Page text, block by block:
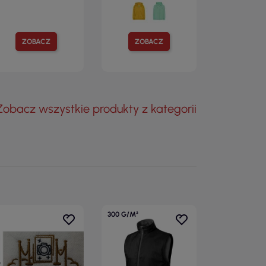
ZOBACZ ZOBACZ
wszystkie produkty z kategorii
300 G/M²